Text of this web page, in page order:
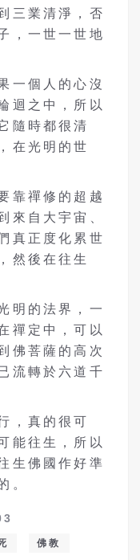
三業清淨，否
，一世一世地
一個人的心沒
迴之中，所以
隨時都很清
在光明的世
靠禪修的超越
來自大宇宙、
真正度化累世
然後在往生
明的法界，一
禪定中，可以
佛菩薩的高次
流轉於六道千
，真的很可
能往生，所以
生佛國作好準
。
佛教